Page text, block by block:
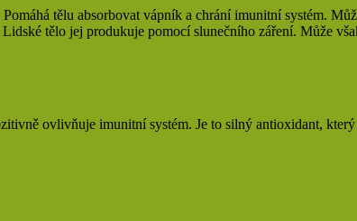
tělu absorbovat vápník a chrání imunitní systém.
tělo jej produkuje pomocí slunečního záření. Může
ovlivňuje imunitní systém. Je to silný antioxidant,